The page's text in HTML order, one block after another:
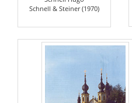
Schnell & Steiner (1970)